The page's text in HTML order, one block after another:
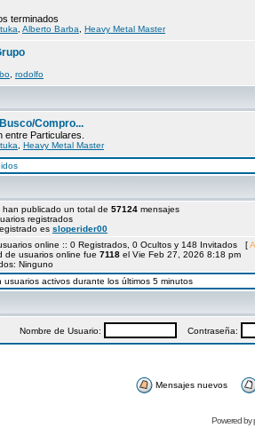
terminados
Alberto Barba Heavy Metal Master
rodolfo
Compro...
entre Particulares.
Heavy Metal Master
han publicado un total de 57124 mensajes
registrados
es sloperider00
online :: 0 Registrados, 0 Ocultos y 148 Invitados [
de usuarios online fue 7118 el Vie Feb 27, 2026 8:18 pm
Ninguno
activos durante los últimos 5 minutos
Nombre de Usuario: Contraseña:
Mensajes nuevos
Powered by